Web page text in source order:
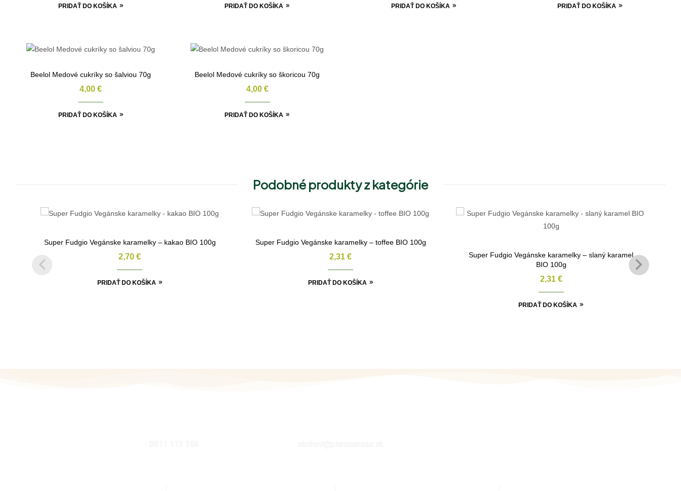
PRIDAŤ DO KOŠÍKA PRIDAŤ DO KOŠÍKA PRIDAŤ DO KOŠÍKA PRIDAŤ DO KOŠÍKA
Beelol Medové cukríky so šalviou 70g
4,00€
PRIDAŤ DO KOŠÍKA
Beelol Medové cukríky so škoricou 70g
4,00 €
PRIDAŤ DO KOŠÍKA
Podobné produkty z kategórie
Super Fudgio Vegánske karamelky – kakao BIO 100g
2,70€
PRIDAŤ DO KOŠÍKA
Super Fudgio Vegánske karamelky – toffee BIO 100g
2,31 €
PRIDAŤ DO KOŠÍKA
Super Fudgio Vegánske karamelky – slaný karamel
BIO 100g
2,31 €
PRIDAŤ DO KOŠÍKA